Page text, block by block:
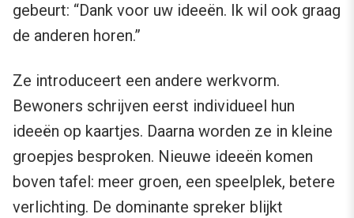
gebeurt: “Dank voor uw ideeën. Ik wil ook graag
de anderen horen.”
Ze introduceert een andere werkvorm.
Bewoners schrijven eerst individueel hun
ideeën op kaartjes. Daarna worden ze in kleine
groepjes besproken. Nieuwe ideeën komen
boven tafel: meer groen, een speelplek, betere
verlichting. De dominante spreker blijkt